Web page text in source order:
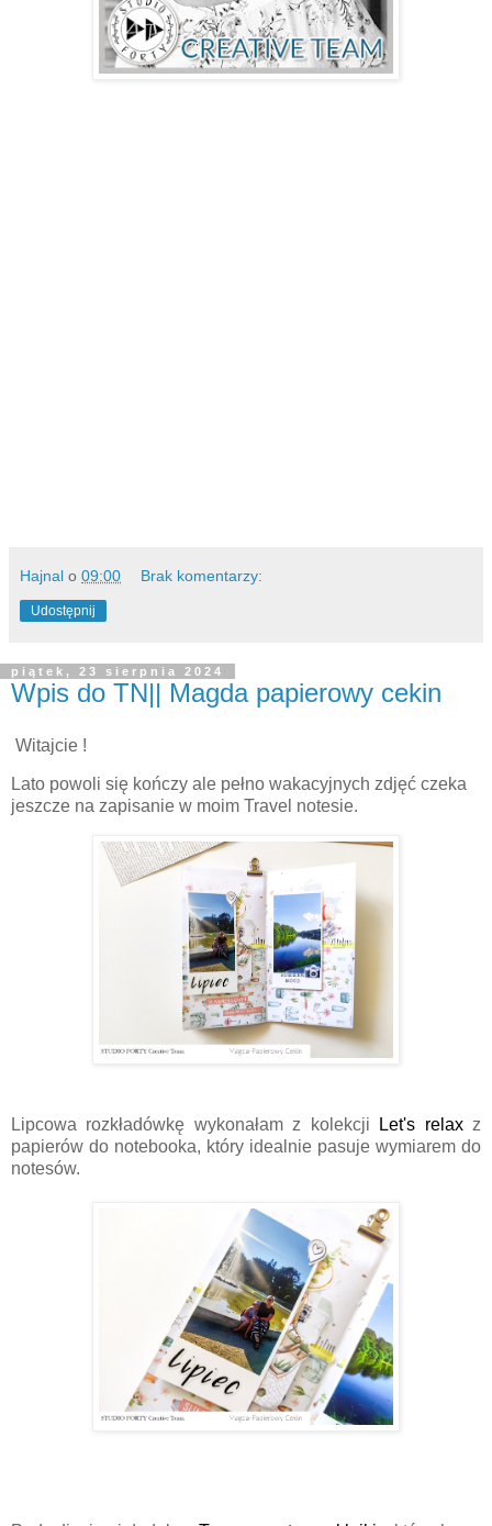
Hajnal o 09:00 Brak komentarzy:
Udostępnij
piątek, 23 sierpnia 2024
Wpis do TN|| Magda papierowy cekin
Witajcie !
Lato powoli się kończy ale pełno wakacyjnych zdjęć czeka
jeszcze na zapisanie w moim Travel notesie.
Lipcowa rozkładówkę wykonałam z kolekcji Let's relaxz
papierów do notebooka, który idealnie pasuje wymiarem do
notesów.